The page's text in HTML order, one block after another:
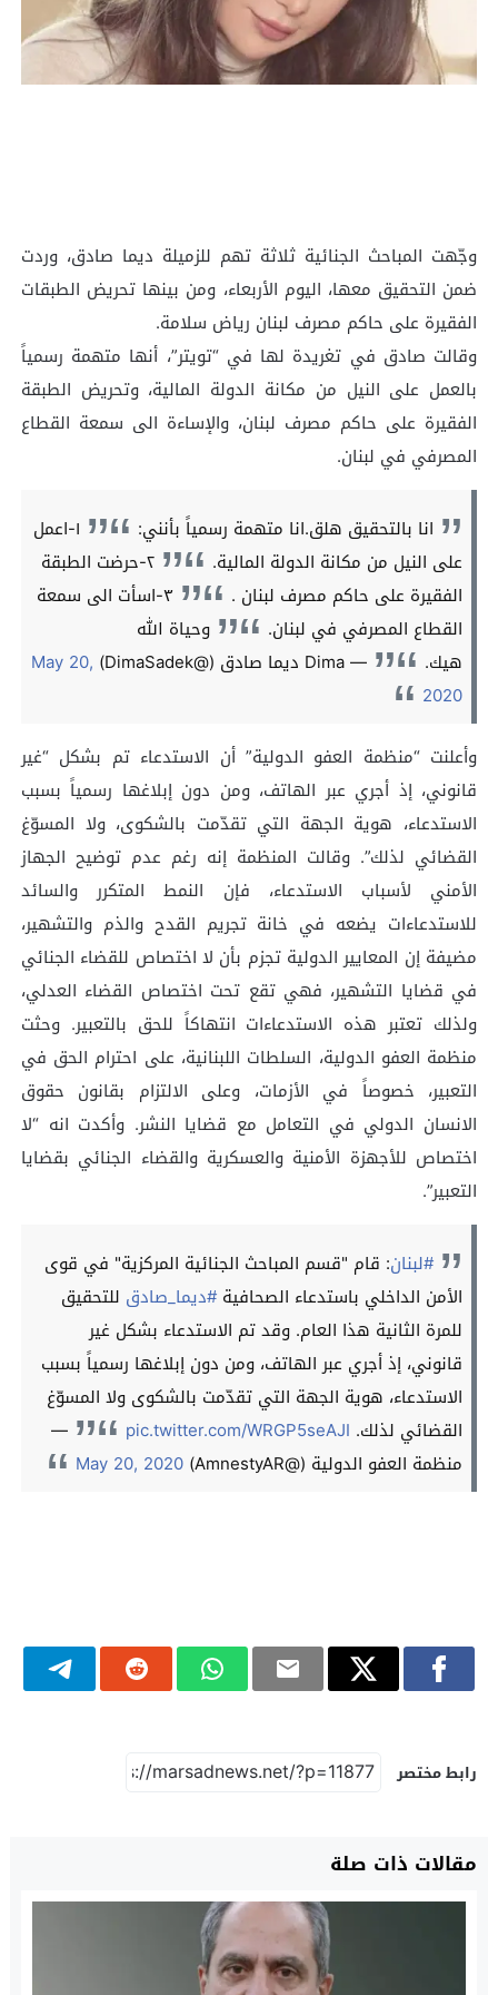
وجّهت المباحث الجنائية ثلاثة تهم للزميلة ديما صادق، وردت
ضمن التحقيق معها، اليوم الأربعاء، ومن بينها تحريض الطبقات
الفقيرة على حاكم مصرف لبنان رياض سلامة.
وقالت صادق في تغريدة لها في “تويتر”، أنها متهمة رسمياً
بالعمل على النيل من مكانة الدولة المالية، وتحريض الطبقة
الفقيرة على حاكم مصرف لبنان، والإساءة الى سمعة القطاع
المصرفي في لبنان.
انا بالتحقيق هلق.انا متهمة رسمياً بأنني:
١-اعمل
على النيل من مكانة الدولة المالية.
٢-حرضت الطبقة
الفقيرة على حاكم مصرف لبنان .
٣-اسأت الى سمعة
القطاع المصرفي في لبنان.
وحياة الله
هيك.
— Dima ديما صادق (@DimaSadek)
May 20,
2020
وأعلنت “منظمة العفو الدولية” أن الاستدعاء تم بشكل “غير
قانوني، إذ أجري عبر الهاتف، ومن دون إبلاغها رسمياً بسبب
الاستدعاء، هوية الجهة التي تقدّمت بالشكوى، ولا المسوّغ
القضائي لذلك”. وقالت المنظمة إنه رغم عدم توضيح الجهاز
الأمني لأسباب الاستدعاء، فإن النمط المتكرر والسائد
للاستدعاءات يضعه في خانة تجريم القدح والذم والتشهير،
مضيفة إن المعايير الدولية تجزم بأن لا اختصاص للقضاء الجنائي
في قضايا التشهير، فهي تقع تحت اختصاص القضاء العدلي،
ولذلك تعتبر هذه الاستدعاءات انتهاكاً للحق بالتعبير. وحثت
منظمة العفو الدولية، السلطات اللبنانية، على احترام الحق في
التعبير، خصوصاً في الأزمات، وعلى الالتزام بقانون حقوق
الانسان الدولي في التعامل مع قضايا النشر. وأكدت انه “لا
اختصاص للأجهزة الأمنية والعسكرية والقضاء الجنائي بقضايا
التعبير”.
#لبنان: قام "قسم المباحث الجنائية المركزية" في قوى
الأمن الداخلي باستدعاء الصحافية#ديما_صادق للتحقيق
للمرة الثانية هذا العام. وقد تم الاستدعاء بشكل غير
قانوني، إذ أجري عبر الهاتف، ومن دون إبلاغها رسمياً بسبب
الاستدعاء، هوية الجهة التي تقدّمت بالشكوى ولا المسوّغ
القضائي لذلك. pic.twitter.com/WRGP5seAJI
—
منظمة العفو الدولية (@AmnestyAR)
May 20, 2020
رابط مختصر
مقالات ذات صلة